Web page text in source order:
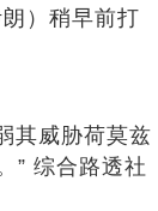
）稍早前打
其威胁荷莫兹
” 综合路透社